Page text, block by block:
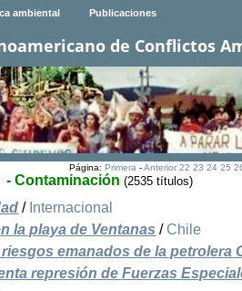
ambiental Publicaciones
de Conflictos
Página: Primera-Anterior 22 23 24 25
- Contaminación (2535 títulos)
/ Internacional
la playa de Ventanas / Chile
emanados de la petrolera
represión de Fuerzas